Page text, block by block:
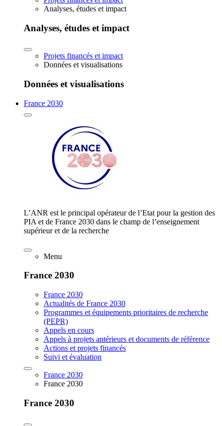
Analyses, études et impact
Analyses, études et impact
Projets financés et impact
Données et visualisations
Données et visualisations
France 2030
L’ANR est le principal opérateur de l’Etat pour la gestion des
PIA et de France 2030 dans le champ de l’enseignement
supérieur et de la recherche
Menu
France 2030
France 2030
Actualités de France 2030
Programmes et équipements prioritaires de recherche
(PEPR)
Appels en cours
Appels à projets antérieurs et documents de référence
Actions et projets financés
Suivi et évaluation
France 2030
France 2030
France 2030